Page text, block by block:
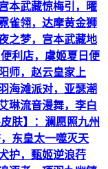
本武藏惊梅引，曜
雀翎，达摩黄金狮
之梦，宫本武藏地
利店，虞姬夏日便
师，赵云皇家上
海滩派对，亚瑟潮
琳流音漫舞，李白
肤】：澜愿照九州
东皇太一噬灭天
护，甄姬逆浪荇